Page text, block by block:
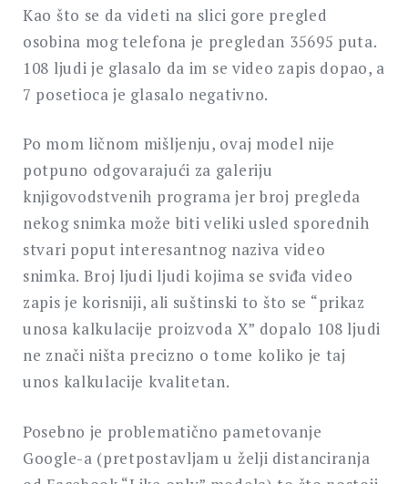
Kao što se da videti na slici gore pregled
osobina mog telefona je pregledan 35695 puta.
108 ljudi je glasalo da im se video zapis dopao, a
7 posetioca je glasalo negativno.
Po mom ličnom mišljenju, ovaj model nije
potpuno odgovarajući za galeriju
knjigovodstvenih programa jer broj pregleda
nekog snimka može biti veliki usled sporednih
stvari poput interesantnog naziva video
snimka. Broj ljudi ljudi kojima se sviđa video
zapis je korisniji, ali suštinski to što se “prikaz
unosa kalkulacije proizvoda X” dopalo 108 ljudi
ne znači ništa precizno o tome koliko je taj
unos kalkulacije kvalitetan.
Posebno je problematično pametovanje
Google-a (pretpostavljam u želji distanciranja